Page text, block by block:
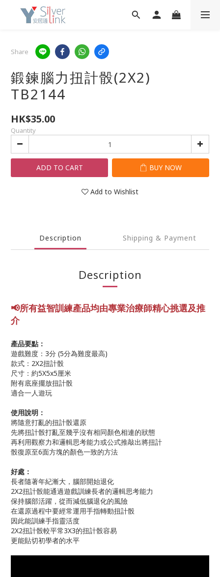
Share
鍛鍊腦力扭計骰(2X2)
TB2144
HK$35.00
Quantity
ADD TO CART BUY NOW
Add to Wishlist
Description Shipping & Payment
Description
📢所有益智訓練產品均由專業治療師精心挑選及推
介
產品要點：
遊戲難度：3分 (5分為難度最高)
款式：2X2扭計骰
尺寸：約5X5x5厘米
附有底座擺放扭計骰
適合一人遊玩
使用說明：
將隨意打亂的扭計骰還原
先將扭計骰打亂至幾乎沒有相同顏色相連的狀態
再利用觀察力和邏輯思考能力或公式推敲出將扭計
骰復原至6面方塊的顏色一致的方法
好處：
長者隨著年紀漸大，腦部開始退化
2X2扭計骰能通過遊戲訓練長者的邏輯思考能力
保持腦部活躍，從而減低腦退化的風險
在還原過程中要經常運用手指轉動扭計骰
因此能訓練手指靈活度
2X2扭計骰較平常3X3的扭計骰容易
更能貼切初學者的水平